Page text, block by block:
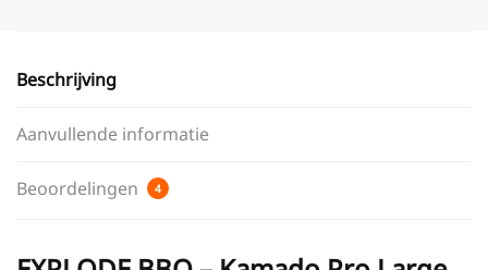
Beschrijving
Aanvullende informatie
Beoordelingen 4